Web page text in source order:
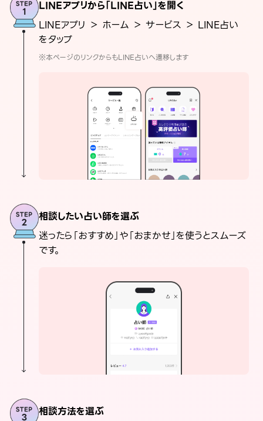
LINEアプリから「LINE占い」を開く
LINEアプリ ＞ ホーム ＞ サービス ＞ LINE占い
をタップ
※本ページのリンクからもLINE占いへ遷移します
相談したい占い師を選ぶ
迷ったら「おすすめ」や「おまかせ」を使うとスムーズ
です。
相談方法を選ぶ